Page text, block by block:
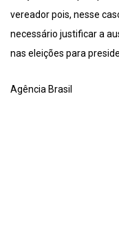
vereador pois, nesse
necessário justificar a
nas eleições para
Agência Brasil